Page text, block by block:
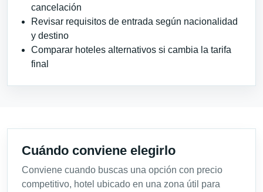
cancelación
Revisar requisitos de entrada según nacionalidad
y destino
Comparar hoteles alternativos si cambia la tarifa
final
Cuándo conviene elegirlo
Conviene cuando buscas una opción con precio
competitivo, hotel ubicado en una zona útil para